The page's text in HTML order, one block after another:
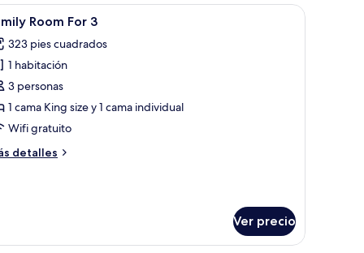
y un ventanal con cortinas.
televisor de pantalla plana, una mesita de noche con lámpara y un
Habitación de hotel con dos camas, una
11 Room For 3
323 pies cuadrados
1 habitación
3 personas
1 cama King size y 1 cama individual
Wifi gratuito
detalles
Ver precio